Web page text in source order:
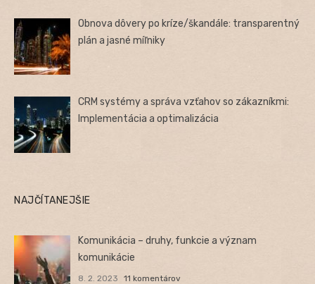
Obnova dôvery po kríze/škandále: transparentný
plán a jasné míľniky
CRM systémy a správa vzťahov so zákazníkmi:
Implementácia a optimalizácia
NAJČÍTANEJŠIE
Komunikácia – druhy, funkcie a význam
komunikácie
8. 2. 2023 11 komentárov